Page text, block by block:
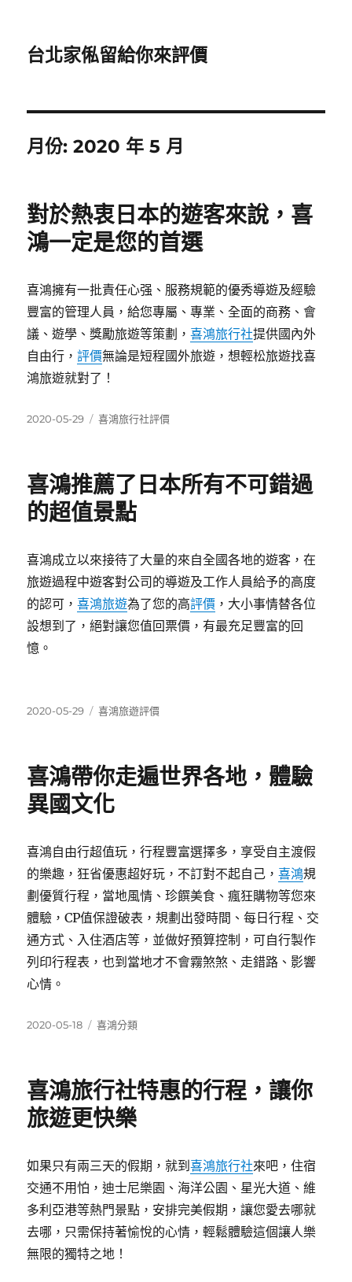
台北家俬留給你來評價
月份:2020 年 5 月
對於熱衷日本的遊客來說，喜
鴻一定是您的首選
喜鴻擁有一批責任心强、服務規範的優秀導遊及經驗
豐富的管理人員，給您專屬、專業、全面的商務、會
議、遊學、獎勵旅遊等策劃，喜鴻旅行社提供國內外
自由行，評價無論是短程國外旅遊，想輕松旅遊找喜
鴻旅遊就對了！
發
2020-05-29
分
喜鴻旅行社評價
喜鴻推薦了日本所有不可錯過
的超值景點
喜鴻成立以來接待了大量的來自全國各地的遊客，在
旅遊過程中遊客對公司的導遊及工作人員給予的高度
的認可，喜鴻旅遊為了您的高評價 ，大小事情替各位
設想到了，絕對讓您值回票價，有最充足豐富的回
憶。
發
2020-05-29
分
喜鴻旅遊評價
喜鴻帶你走遍世界各地，體驗
異國文化
喜鴻自由行超值玩，行程豐富選擇多，享受自主渡假
的樂趣，狂省優惠超好玩，不訂對不起自己，喜鴻規
劃優質行程，當地風情、珍饌美食、瘋狂購物等您來
體驗，CP值保證破表，規劃出發時間、每日行程、交
通方式、入住酒店等，並做好預算控制，可自行製作
列印行程表，也到當地才不會霧煞煞、走錯路、影響
心情。
發
2020-05-18
分
喜鴻分類
喜鴻旅行社特惠的行程，讓你
旅遊更快樂
如果只有兩三天的假期，就到喜鴻旅行社來吧，住宿
交通不用怕，迪士尼樂園、海洋公園、星光大道、維
多利亞港等熱門景點，安排完美假期，讓您愛去哪就
去哪，只需保持著愉悅的心情，輕鬆體驗這個讓人樂
無限的獨特之地！